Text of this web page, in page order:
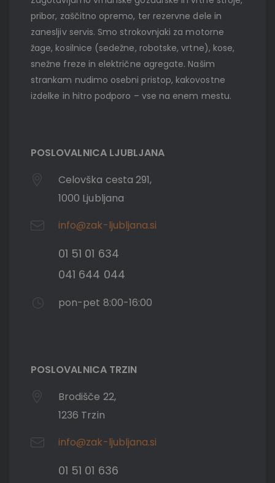
pribor, zaščitno opremo, ter rezervne dele in
zanesljiv servis. Smo strokovnjaki za motorne
žage, kosilnice (sedežne, robotske, vrtne), kose,
snežne freze in električne agregate. Našim
strankam nudimo osebni pristop, kakovostne
izdelke in hitro podporo – vse na enem mestu.
POSLOVALNICA LJUBLJANA
Celovška cesta 291,
1000 Ljubljana
info@zak-ljubljana.si
01 51 01 634
041 644 044
pon-pet 8:00-16:00
POSLOVALNICA TRZIN
Brodišče 22,
1236 Trzin
info@zak-ljubljana.si
01 51 01 636